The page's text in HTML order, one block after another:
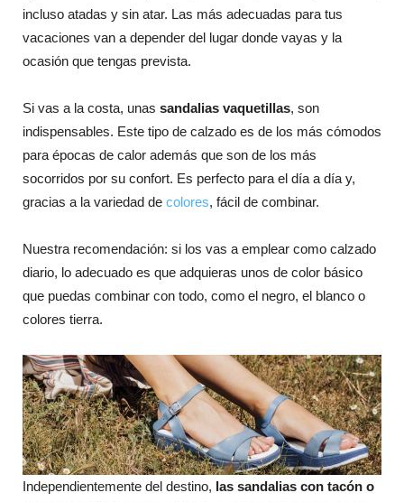
incluso atadas y sin atar. Las más adecuadas para tus
vacaciones van a depender del lugar donde vayas y la
ocasión que tengas prevista.
Si vas a la costa, unas sandalias vaquetillas, son
indispensables. Este tipo de calzado es de los más cómodos
para épocas de calor además que son de los más
socorridos por su confort. Es perfecto para el día a día y,
gracias a la variedad de colores, fácil de combinar.
Nuestra recomendación: si los vas a emplear como calzado
diario, lo adecuado es que adquieras unos de color básico
que puedas combinar con todo, como el negro, el blanco o
colores tierra.
Independientemente del destino, las sandalias con tacón o